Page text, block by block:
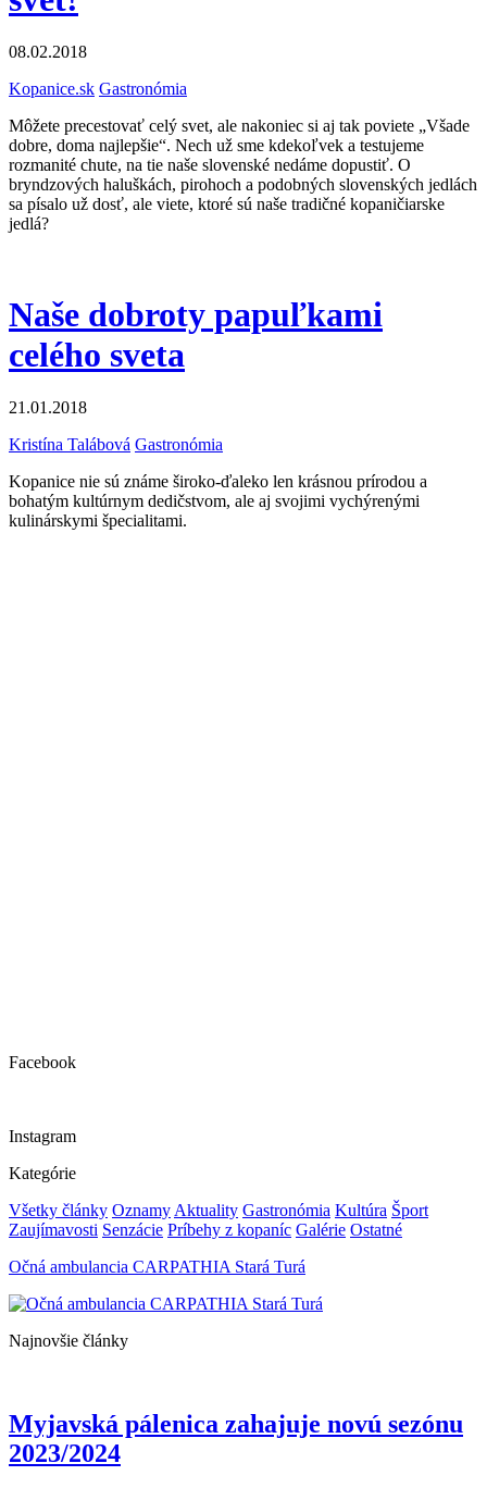
08.02.2018
Kopanice.sk Gastronómia
Môžete precestovať celý svet, ale nakoniec si aj tak poviete „Všade
dobre, doma najlepšie“. Nech už sme kdekoľvek a testujeme
rozmanité chute, na tie naše slovenské nedáme dopustiť. O
bryndzových haluškách, pirohoch a podobných slovenských jedlách
sa písalo už dosť, ale viete, ktoré sú naše tradičné kopaničiarske
jedlá?
Naše dobroty papuľkami
celého sveta
21.01.2018
Kristína Talábová Gastronómia
Kopanice nie sú známe široko-ďaleko len krásnou prírodou a
bohatým kultúrnym dedičstvom, ale aj svojimi vychýrenými
kulinárskymi špecialitami.
Facebook
Instagram
Kategórie
Všetky články Oznamy Aktuality Gastronómia Kultúra Šport
Zaujímavosti Senzácie Príbehy z kopaníc Galérie Ostatné
Očná ambulancia CARPATHIA Stará Turá
Najnovšie články
Myjavská pálenica zahajuje novú sezónu
2023/2024